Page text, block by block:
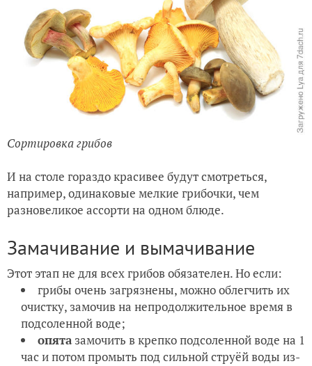
Сортировка грибов
И на столе гораздо красивее будут смотреться,
например, одинаковые мелкие грибочки, чем
разновеликое ассорти на одном блюде.
Замачивание и вымачивание
Этот этап не для всех грибов обязателен. Но если:
грибы очень загрязнены, можно облегчить их
очистку, замочив на непродолжительное время в
подсоленной воде;
опятазамочить в крепко подсоленной воде на 1
час и потом промыть под сильной струёй воды из-